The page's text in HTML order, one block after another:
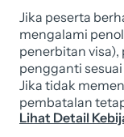
Jika peserta
mengalami
penerbitan
pengganti
Jika tidak
pembatalan
Lihat Detail